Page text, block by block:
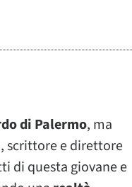
di Palermo, ma
scrittore e direttore
di questa giovane e